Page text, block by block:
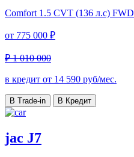
Comfort 1.5 CVT (136 л.с) FWD
от 775 000 ₽
₽ 1 010 000
в кредит от 14 590 руб/мес.
В Trade-in В Кредит
jac J7